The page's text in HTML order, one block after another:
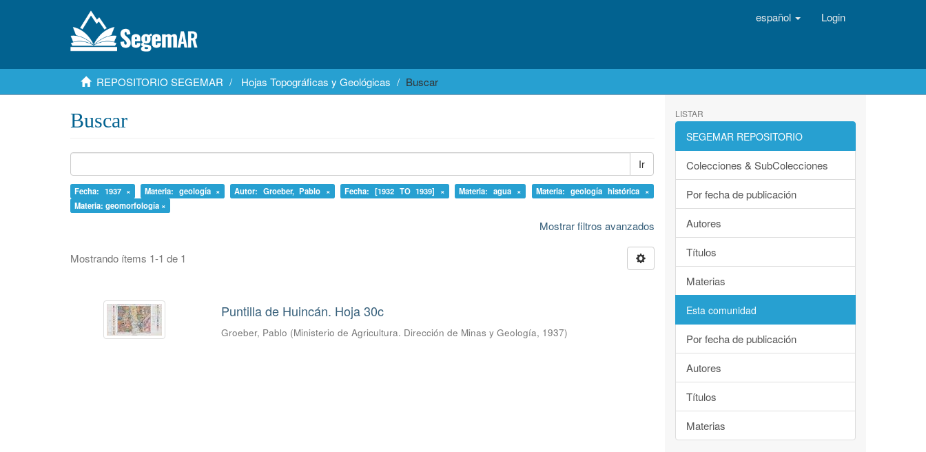
español Login
REPOSITORIO SEGEMAR Hojas Topográficas y Geológicas Buscar
Buscar
Ir
Fecha: 1937 × Materia: geología × Autor: Groeber, Pablo × Fecha: [1932 TO 1939] × Materia: agua ×
Materia: geología histórica ×
Materia: geomorfología ×
Mostrar filtros avanzados
Mostrando ítems 1-1 de 1
Puntilla de Huincán. Hoja 30c
Groeber, Pablo (Ministerio de Agricultura. Dirección de Minas y Geología, 1937)
LISTAR
SEGEMAR REPOSITORIO
Colecciones & SubColecciones
Por fecha de publicación
Autores
Títulos
Materias
Esta comunidad
Por fecha de publicación
Autores
Títulos
Materias